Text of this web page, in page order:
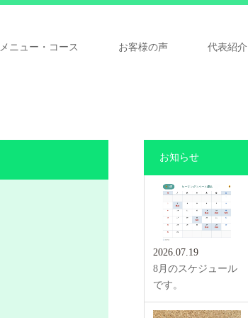
メニュー・コース お客様の声 代表紹介
お知らせ
2026.07.19
8月のスケジュール
です。